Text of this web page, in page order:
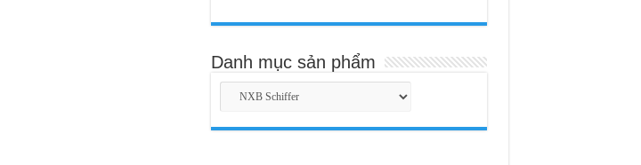
Danh mục sản phẩm